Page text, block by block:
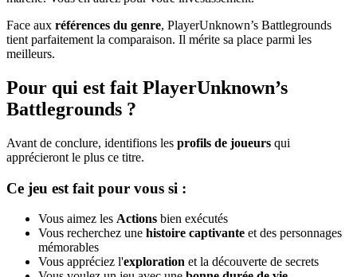
Face aux références du genre, PlayerUnknown’s Battlegrounds
tient parfaitement la comparaison. Il mérite sa place parmi les
meilleurs.
Pour qui est fait PlayerUnknown’s
Battlegrounds ?
Avant de conclure, identifions les profils de joueurs qui
apprécieront le plus ce titre.
Ce jeu est fait pour vous si :
Vous aimez les Actions bien exécutés
Vous recherchez une histoire captivante et des personnages
mémorables
Vous appréciez l'exploration et la découverte de secrets